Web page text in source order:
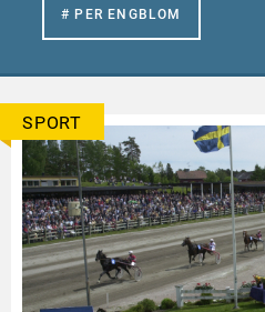
# PER ENGBLOM
SPORT